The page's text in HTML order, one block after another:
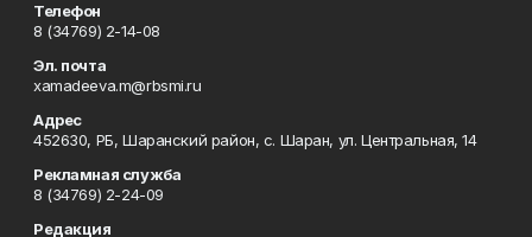
Телефон
8 (34769) 2-14-08
Эл. почта
xamadeeva.m@rbsmi.ru
Адрес
452630, РБ, Шаранский район, с. Шаран, ул. Центральная, 14
Рекламная служба
8 (34769) 2-24-09
Редакция